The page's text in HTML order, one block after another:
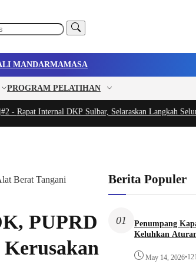
MANDARMAMASA
PROGRAM PELATIHAN
Internal DKP Sulbar, Selaraskan Langkah Seluruh
Berat Tangani
PUPRD
Berita Populer
01
Penumpang
Keluhkan
May 14, 2026•